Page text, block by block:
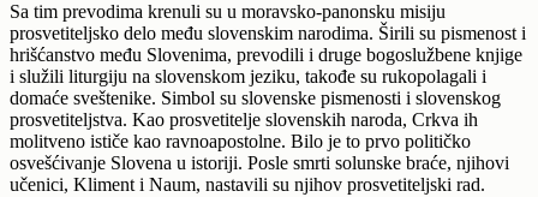
Sa tim prevodima krenuli su u moravsko-panonsku misiju
prosvetiteljsko delo među slovenskim narodima. Širili su pismenost i
hrišćanstvo među Slovenima, prevodili i druge bogoslužbene knjige
i služili liturgiju na slovenskom jeziku, takođe su rukopolagali i
domaće sveštenike. Simbol su slovenske pismenosti i slovenskog
prosvetiteljstva. Kao prosvetitelje slovenskih naroda, Crkva ih
molitveno ističe kao ravnoapostolne. Bilo je to prvo političko
osvešćivanje Slovena u istoriji. Posle smrti solunske braće, njihovi
učenici, Kliment i Naum, nastavili su njihov prosvetiteljski rad.